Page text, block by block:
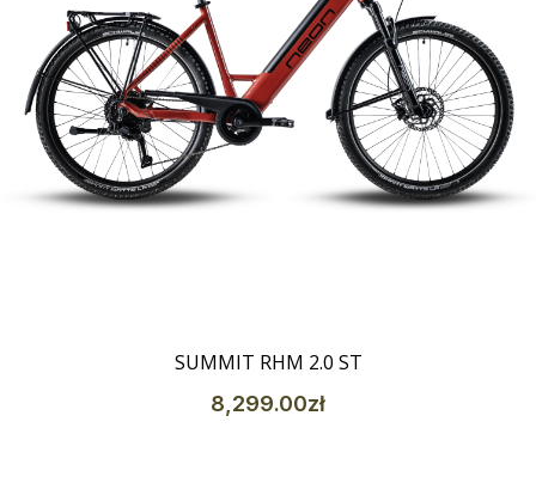
SUMMIT RHM 2.0 ST
8,299.00zł